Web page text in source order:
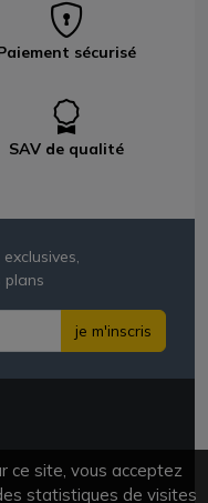
sécurisé
SAV de qualité
plans
je m'inscris
ce site, vous acceptez
statistiques de visites